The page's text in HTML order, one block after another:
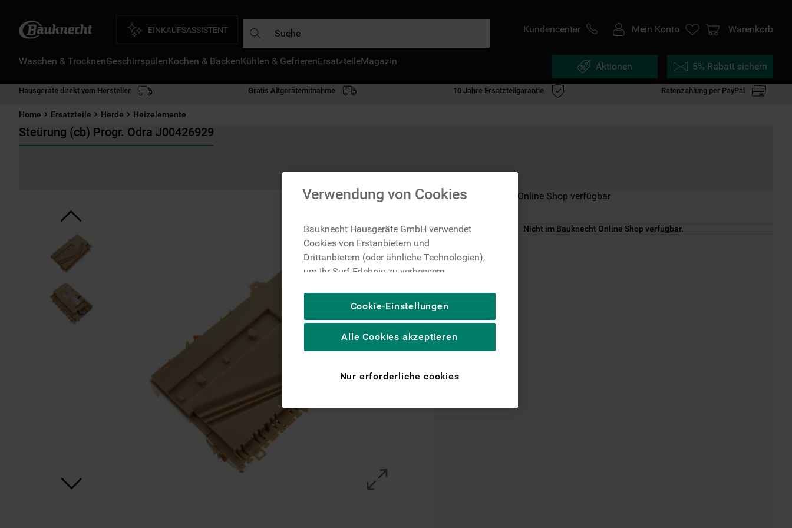
EINKAUFSASSISTENT Kundencenter Mein Konto Warenkorb
Waschen & TrocknenGeschirrspülenKochen & BackenKühlen & GefrierenErsatzteileMagazin Aktionen 5% Rabatt sichern
Hausgeräte direkt vom Hersteller Gratis Altgerätemitnahme 10 Jahre Ersatzteilgarantie Ratenzahlung per PayPal
Home Ersatzteile Herde Heizelemente
Steürung (cb) Progr. Odra J00426929
Nicht im Bauknecht Online Shop verfügbar
Nicht im Bauknecht Online Shop verfügbar.
Verwendung von Cookies
Bauknecht Hausgeräte GmbH verwendet
Cookies von Erstanbietern und
Drittanbietern (oder ähnliche Technologien),
um Ihr Surf-Erlebnis zu verbessern
um die redaktionellen Inhalte der Website
basierend auf Ihrer Nutzung der Website zu
personalisieren, die Funktionalität der
spezifische Funktionen anzubieten
Werbung basierend auf Ihren
anderen Websites oder sozialen
Plattformen, beispielsweise Google LLC –
Cookie-Einstellungen
Nur erforderliche cookies
Alle Cookies akzeptieren
DIE HÄUFIGSTEN SUCHANFRAGEN
gefrierschrank